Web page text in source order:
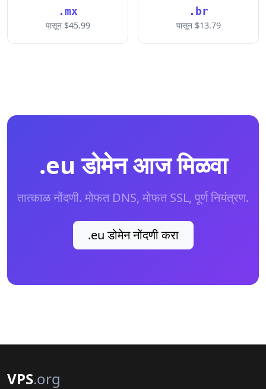
.mx
पासून $45.99
.br
पासून $13.79
.eu डोमेन आज मिळवा
तात्काळ नोंदणी. मोफत DNS, मोफत SSL, पूर्ण नियंत्रण.
.eu डोमेन नोंदणी करा
VPS.org